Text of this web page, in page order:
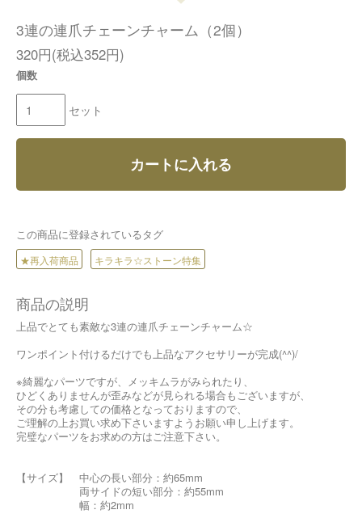
3連の連爪チェーンチャーム（2個）
320円(税込352円)
個数
セット
カートに入れる
この商品に登録されているタグ
★再入荷商品 キラキラ☆ストーン特集
商品の説明
上品でとても素敵な3連の連爪チェーンチャーム☆
ワンポイント付けるだけでも上品なアクセサリーが完成(^^)/
※綺麗なパーツですが、メッキムラがみられたり、
ひどくありませんが歪みなどが見られる場合もございますが、
その分も考慮しての価格となっておりますので、
ご理解の上お買い求め下さいますようお願い申し上げます。
完璧なパーツをお求めの方はご注意下さい。
【サイズ】 中心の長い部分：約65mm
両サイドの短い部分：約55mm
幅：約2mm